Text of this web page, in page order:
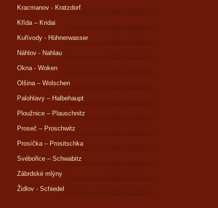
Kracmanov - Kratzdorf
Křída – Kridai
Kuřívody - Hühnerwasser
Náhlov - Nahlau
Okna - Woken
Olšina – Wolschen
Palohlavy – Halbehaupt
Ploužnice – Plauschnitz
Proseč – Proschwitz
Prosíčka – Prositschka
Svébořice – Schwabitz
Zábrdské mlýny
Židlov - Schiedel